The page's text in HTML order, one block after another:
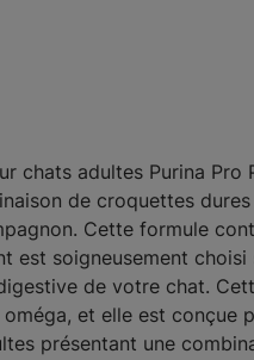
chats adultes Purina Pro
de croquettes
Cette formule
est soigneusement choisi
de votre chat.
et elle est conçue
présentant une